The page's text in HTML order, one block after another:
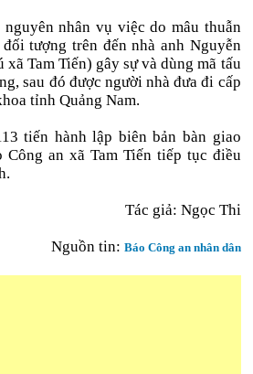
nhân vụ việc do mâu thuẫn
tượng trên đến nhà anh Nguyễn
Tam Tiến) gây sự và dùng mã tấu
sau đó được người nhà đưa đi cấp
tỉnh Quảng Nam.
tiến hành lập biên bản bàn giao
an xã Tam Tiến tiếp tục điều
Tác giả: Ngọc Thi
Nguồn tin: Báo Công an nhân dân